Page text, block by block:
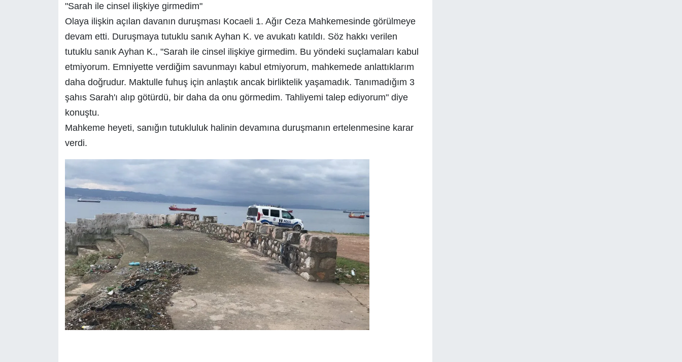
"Sarah ile cinsel ilişkiye girmedim"
Olaya ilişkin açılan davanın duruşması Kocaeli 1. Ağır Ceza Mahkemesinde görülmeye
devam etti. Duruşmaya tutuklu sanık Ayhan K. ve avukatı katıldı. Söz hakkı verilen
tutuklu sanık Ayhan K., "Sarah ile cinsel ilişkiye girmedim. Bu yöndeki suçlamaları kabul
etmiyorum. Emniyette verdiğim savunmayı kabul etmiyorum, mahkemede anlattıklarım
daha doğrudur. Maktulle fuhuş için anlaştık ancak birliktelik yaşamadık. Tanımadığım 3
şahıs Sarah'ı alıp götürdü, bir daha da onu görmedim. Tahliyemi talep ediyorum" diye
konuştu.
Mahkeme heyeti, sanığın tutukluluk halinin devamına duruşmanın ertelenmesine karar
verdi.